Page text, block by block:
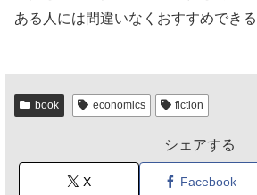
ある人には間違いなくおすすめできる
book economics fiction
シェアする
X Facebook